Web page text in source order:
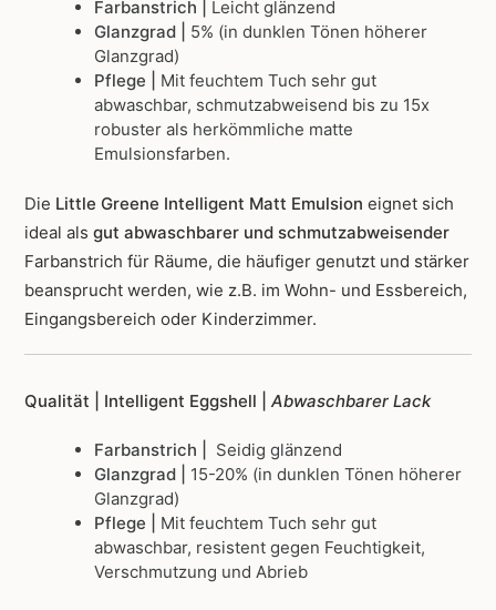
Farbanstrich | Leicht glänzend
Glanzgrad | 5% (in dunklen Tönen höherer
Glanzgrad)
Pflege |
Mit feuchtem Tuch sehr gut
abwaschbar, schmutzabweisend bis zu 15x
robuster als herkömmliche matte
Emulsionsfarben.
Die Little Greene Intelligent Matt Emulsion eignet sich
ideal als gut abwaschbarer und schmutzabweisender
Farbanstrich für Räume, die häufiger genutzt und stärker
beansprucht werden, wie z.B. im Wohn- und Essbereich,
Eingangsbereich oder Kinderzimmer.
Qualität | Intelligent Eggshell | Abwaschbarer Lack
Farbanstrich | Seidig glänzend
Glanzgrad |
15-20% (in dunklen Tönen höherer
Glanzgrad)
Pflege |
Mit feuchtem Tuch sehr gut
abwaschbar, resistent gegen Feuchtigkeit,
Verschmutzung und Abrieb